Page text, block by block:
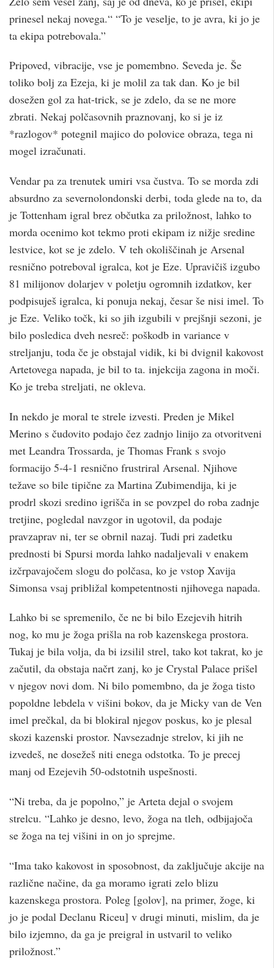
prinesel nekaj novega.“ “To je veselje, to je avra, ki jo je
ta ekipa potrebovala.”
Pripoved, vibracije, vse je pomembno. Seveda je. Še
toliko bolj za Ezeja, ki je molil za tak dan. Ko je bil
dosežen gol za hat-trick, se je zdelo, da se ne more
zbrati. Nekaj ​​polčasovnih praznovanj, ko si je iz
*razlogov* potegnil majico do polovice obraza, tega ni
mogel izračunati.
Vendar pa za trenutek umiri vsa čustva. To se morda zdi
absurdno za severnolondonski derbi, toda glede na to, da
je Tottenham igral brez občutka za priložnost, lahko to
morda ocenimo kot tekmo proti ekipam iz nižje sredine
lestvice, kot se je zdelo. V teh okoliščinah je Arsenal
resnično potreboval igralca, kot je Eze. Upravičiš izgubo
81 milijonov dolarjev v poletju ogromnih izdatkov, ker
podpisuješ igralca, ki ponuja nekaj, česar še nisi imel. To
je Eze. Veliko točk, ki so jih izgubili v prejšnji sezoni, je
bilo posledica dveh nesreč: poškodb in variance v
streljanju, toda če je obstajal vidik, ki bi dvignil kakovost
Artetovega napada, je bil to ta. injekcija zagona in moči.
Ko je treba streljati, ne okleva.
In nekdo je moral te strele izvesti. Preden je Mikel
Merino s čudovito podajo čez zadnjo linijo za otvoritveni
met Leandra Trossarda, je Thomas Frank s svojo
formacijo 5-4-1 resnično frustriral Arsenal. Njihove
težave so bile tipične za Martina Zubimendija, ki je
prodrl skozi sredino igrišča in se povzpel do roba zadnje
tretjine, pogledal navzgor in ugotovil, da podaje
pravzaprav ni, ter se obrnil nazaj. Tudi pri zadetku
prednosti bi Spursi morda lahko nadaljevali v enakem
izčrpavajočem slogu do polčasa, ko je vstop Xavija
Simonsa vsaj približal kompetentnosti njihovega napada.
Lahko bi se spremenilo, če ne bi bilo Ezejevih hitrih
nog, ko mu je žoga prišla na rob kazenskega prostora.
Tukaj je bila volja, da bi izsilil strel, tako kot takrat, ko je
začutil, da obstaja načrt zanj, ko je Crystal Palace prišel
v njegov novi dom. Ni bilo pomembno, da je žoga tisto
popoldne lebdela v višini bokov, da je Micky van de Ven
imel prečkal, da bi blokiral njegov poskus, ko je plesal
skozi kazenski prostor. Navsezadnje strelov, ki jih ne
izvedeš, ne dosežeš niti enega odstotka. To je precej
manj od Ezejevih 50-odstotnih uspešnosti.
“Ni treba, da je popolno,” je Arteta dejal o svojem
strelcu. “Lahko je desno, levo, žoga na tleh, odbijajoča
se žoga na tej višini in on jo sprejme.
“Ima tako kakovost in sposobnost, da zaključuje akcije na
različne načine, da ga moramo igrati zelo blizu
kazenskega prostora. Poleg [golov], na primer, žoge, ki
jo je podal Declanu Riceu] v drugi minuti, mislim, da je
bilo izjemno, da ga je preigral in ustvaril to veliko
priložnost.”